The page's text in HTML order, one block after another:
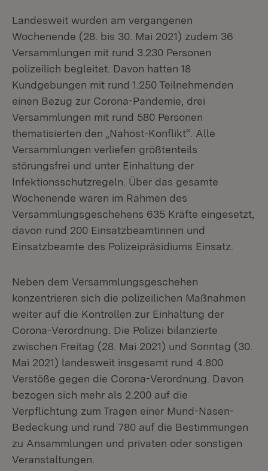
Landesweit wurden am vergangenen
Wochenende (28. bis 30. Mai 2021) zudem 36
Versammlungen mit rund 3.230 Personen
polizeilich begleitet. Davon hatten 18
Kundgebungen mit rund 1.250 Teilnehmenden
einen Bezug zur Corona-Pandemie, drei
Versammlungen mit rund 580 Personen
thematisierten den „Nahost-Konflikt“. Alle
Versammlungen verliefen größtenteils
störungsfrei und unter Einhaltung der
Infektionsschutzregeln. Über das gesamte
Wochenende waren im Rahmen des
Versammlungsgeschehens 635 Kräfte eingesetzt,
davon rund 200 Einsatzbeamtinnen und
Einsatzbeamte des Polizeipräsidiums Einsatz.
Neben dem Versammlungsgeschehen
konzentrieren sich die polizeilichen Maßnahmen
weiter auf die Kontrollen zur Einhaltung der
Corona-Verordnung. Die Polizei bilanzierte
zwischen Freitag (28. Mai 2021) und Sonntag (30.
Mai 2021) landesweit insgesamt rund 4.800
Verstöße gegen die Corona-Verordnung. Davon
bezogen sich mehr als 2.200 auf die
Verpflichtung zum Tragen einer Mund-Nasen-
Bedeckung und rund 780 auf die Bestimmungen
zu Ansammlungen und privaten oder sonstigen
Veranstaltungen.